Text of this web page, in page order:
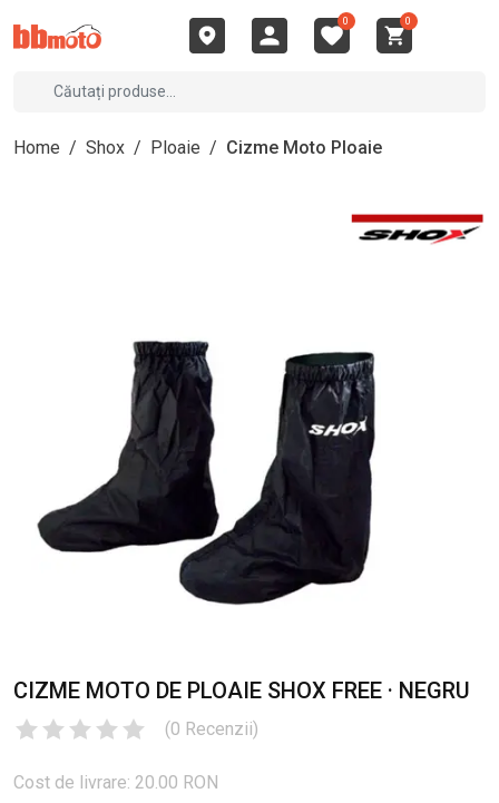
0 0
Home / Shox / Ploaie / Cizme Moto Ploaie
CIZME MOTO DE PLOAIE SHOX FREE · NEGRU
(0 Recenzii)
Cost de livrare: 20.00 RON